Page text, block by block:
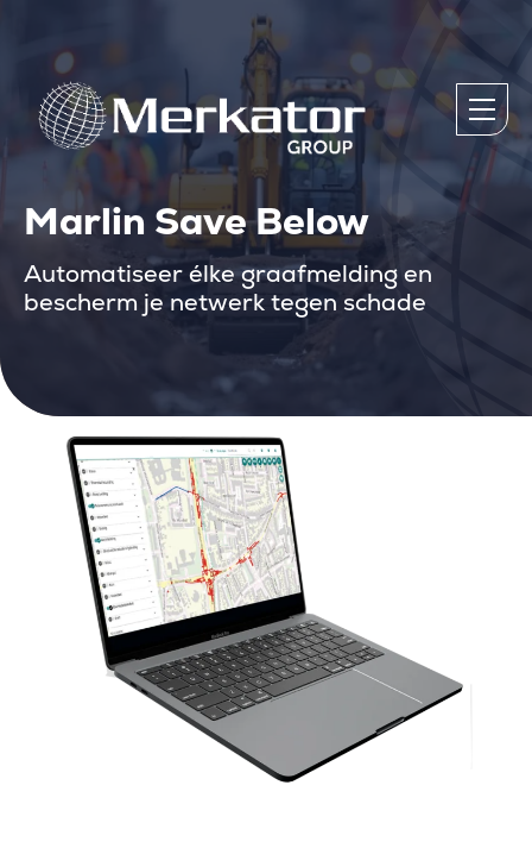
Marlin Save Below
Automatiseer élke graafmelding en
bescherm je netwerk tegen schade